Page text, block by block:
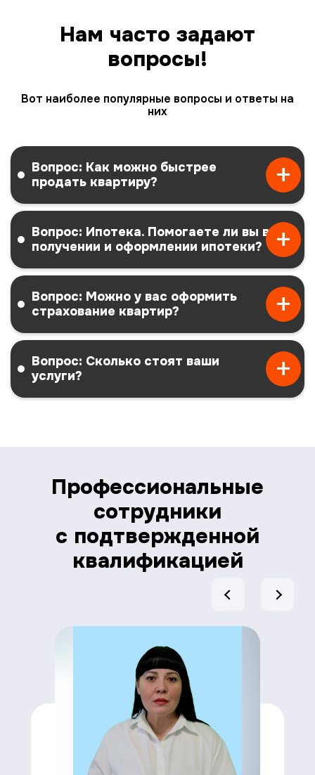
Нам часто задают
вопросы!
Вот наиболее популярные вопросы и ответы на
них
Вопрос: Как можно быстрее
продать квартиру?
Вопрос: Ипотека. Помогаете ли вы в
получении и оформлении ипотеки?
Вопрос: Можно у вас оформить
страхование квартир?
Вопрос: Сколько стоят ваши
услуги?
Профессиональные
сотрудники
с подтвержденной
квалификацией